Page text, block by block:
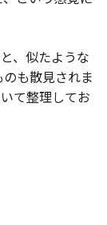
、似たような
も散見されま
て整理してお